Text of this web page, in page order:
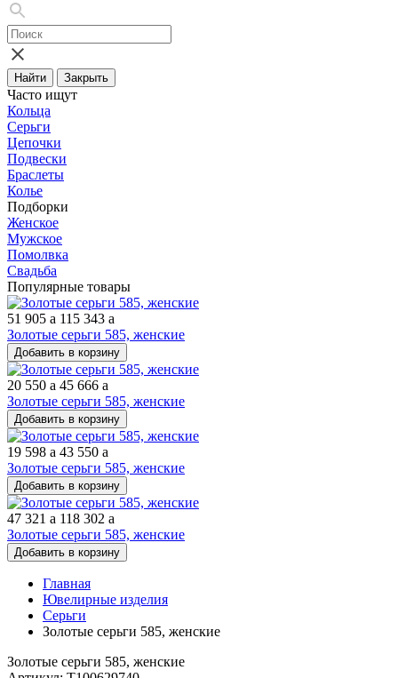
Найти Закрыть
Часто ищут
Кольца
Серьги
Цепочки
Подвески
Браслеты
Колье
Подборки
Женское
Мужское
Помолвка
Свадьба
Популярные товары
51 905 a 115 343 a
Золотые серьги 585, женские
Добавить в корзину
20 550 a 45 666 a
Золотые серьги 585, женские
Добавить в корзину
19 598 a 43 550 a
Золотые серьги 585, женские
Добавить в корзину
47 321 a 118 302 a
Золотые серьги 585, женские
Добавить в корзину
Главная
Ювелирные изделия
Серьги
Золотые серьги 585, женские
Золотые серьги 585, женские